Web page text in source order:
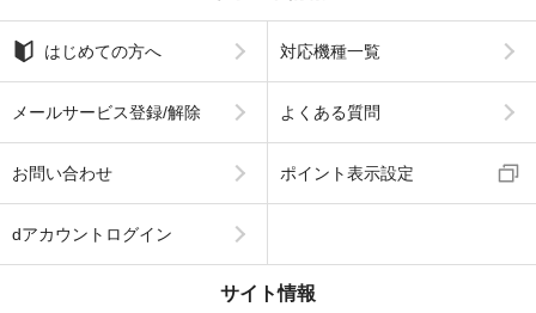
はじめての方へ 対応機種一覧
メールサービス登録/解除 よくある質問
お問い合わせ ポイント表示設定
dアカウントログイン
サイト情報